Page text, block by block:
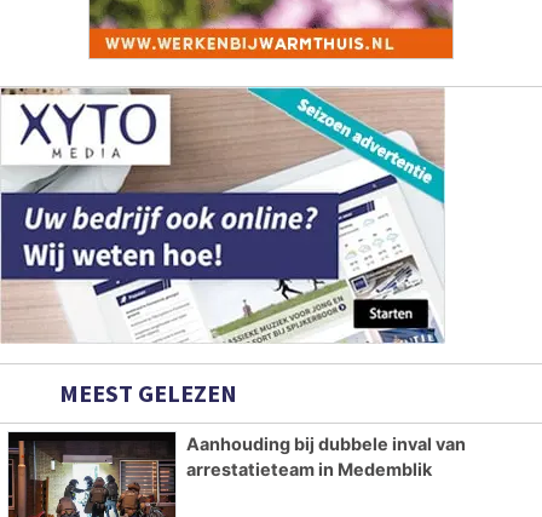
MEEST GELEZEN
Aanhouding bij dubbele inval van
arrestatieteam in Medemblik